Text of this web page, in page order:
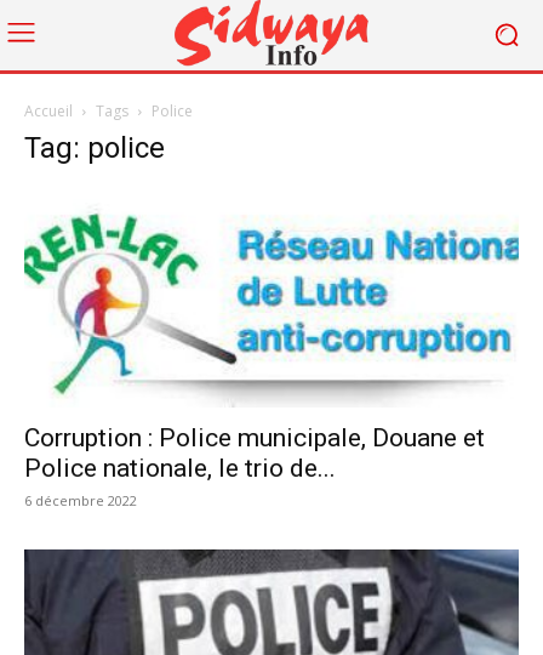
Accueil Tags Police
Tag: police
Corruption : Police municipale, Douane et
Police nationale, le trio de...
6 décembre 2022